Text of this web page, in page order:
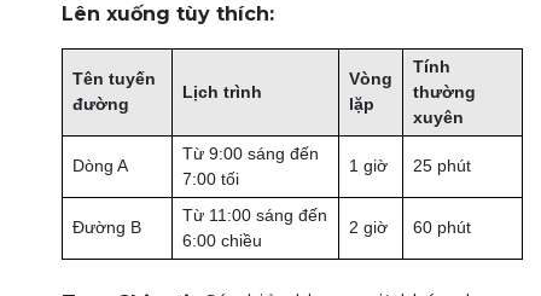
Lên xuống tùy thích:
Tên tuyến
đường
Lịch trình
Vòng
lặp
Tính
thường
xuyên
Dòng A
Từ 9:00 sáng đến
7:00 tối
1 giờ 25 phút
Đường B
Từ 11:00 sáng đến
6:00 chiều
2 giờ 60 phút